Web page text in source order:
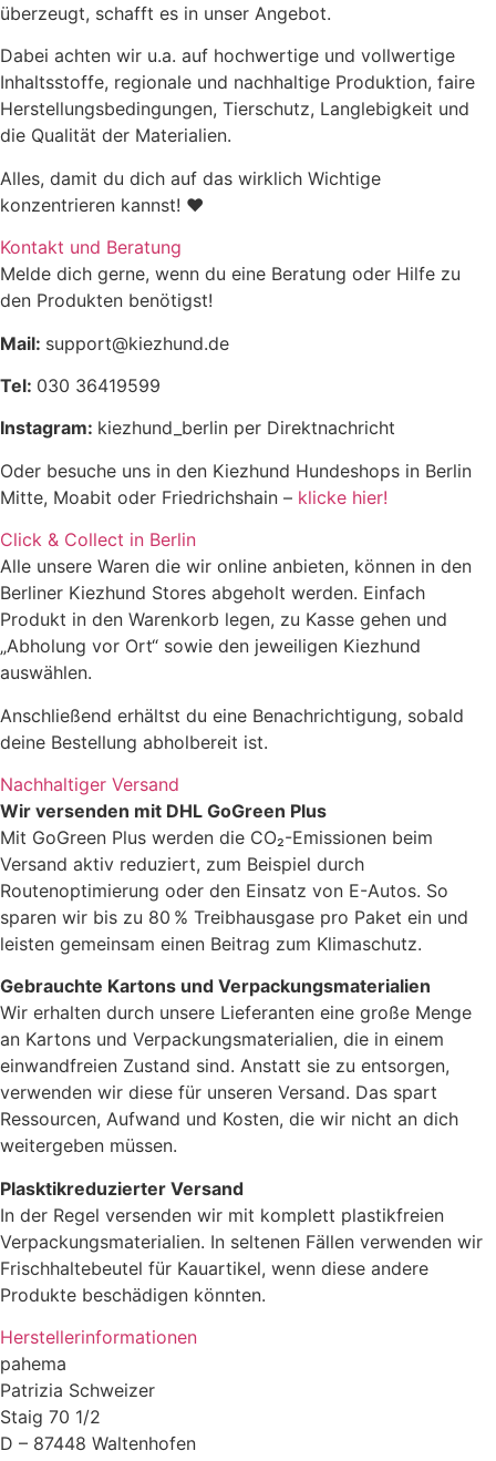
überzeugt, schafft es in unser Angebot.
Dabei achten wir u.a. auf hochwertige und vollwertige
Inhaltsstoffe, regionale und nachhaltige Produktion, faire
Herstellungsbedingungen, Tierschutz, Langlebigkeit und
die Qualität der Materialien.
Alles, damit du dich auf das wirklich Wichtige
konzentrieren kannst! ♥
Kontakt und Beratung
Melde dich gerne, wenn du eine Beratung oder Hilfe zu
den Produkten benötigst!
Mail: support@kiezhund.de
Tel: 030 36419599
Instagram: kiezhund_berlin per Direktnachricht
Oder besuche uns in den Kiezhund Hundeshops in Berlin
Mitte, Moabit oder Friedrichshain – klicke hier!
Click & Collect in Berlin
Alle unsere Waren die wir online anbieten, können in den
Berliner Kiezhund Stores abgeholt werden. Einfach
Produkt in den Warenkorb legen, zu Kasse gehen und
„Abholung vor Ort“ sowie den jeweiligen Kiezhund
auswählen.
Anschließend erhältst du eine Benachrichtigung, sobald
deine Bestellung abholbereit ist.
Nachhaltiger Versand
Wir versenden mit DHL GoGreen Plus
Mit GoGreen Plus werden die CO₂-Emissionen beim
Versand aktiv reduziert, zum Beispiel durch
Routenoptimierung oder den Einsatz von E-Autos. So
sparen wir bis zu 80 % Treibhausgase pro Paket ein und
leisten gemeinsam einen Beitrag zum Klimaschutz.
Gebrauchte Kartons und Verpackungsmaterialien
Wir erhalten durch unsere Lieferanten eine große Menge
an Kartons und Verpackungsmaterialien, die in einem
einwandfreien Zustand sind. Anstatt sie zu entsorgen,
verwenden wir diese für unseren Versand. Das spart
Ressourcen, Aufwand und Kosten, die wir nicht an dich
weitergeben müssen.
Plasktikreduzierter Versand
In der Regel versenden wir mit komplett plastikfreien
Verpackungsmaterialien. In seltenen Fällen verwenden wir
Frischhaltebeutel für Kauartikel, wenn diese andere
Produkte beschädigen könnten.
Herstellerinformationen
pahema
Patrizia Schweizer
Staig 70 1/2
D – 87448 Waltenhofen